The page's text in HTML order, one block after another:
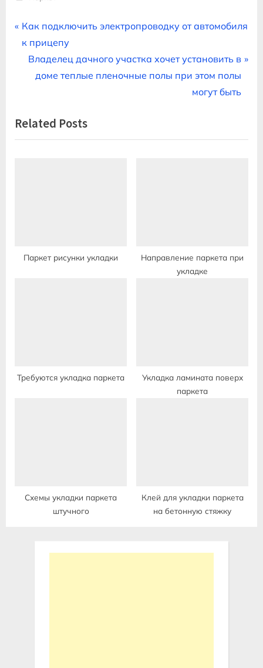
Навигация
по
записям
P
r
u
s
Как подключить электропроводку от автомобиля
к прицепу
N
P
o
Владелец дачного участка хочет установить в
доме теплые пленочные полы при этом полы
могут быть
Related Posts
Паркет рисунки укладки
Направление паркета при
укладке
Требуются укладка паркета
Укладка ламината поверх
паркета
Схемы укладки паркета
штучного
Клей для укладки паркета
на бетонную стяжку